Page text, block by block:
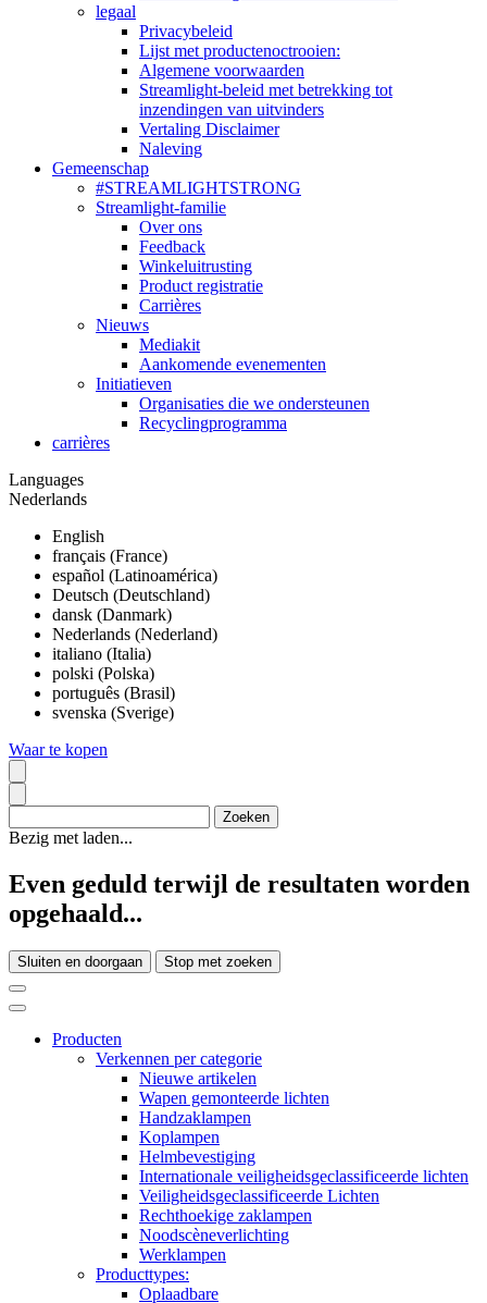
legaal
Privacybeleid
Lijst met productenoctrooien:
Algemene voorwaarden
Streamlight-beleid met betrekking tot
inzendingen van uitvinders
Vertaling Disclaimer
Naleving
Gemeenschap
#STREAMLIGHTSTRONG
Streamlight-familie
Over ons
Feedback
Winkeluitrusting
Product registratie
Carrières
Nieuws
Mediakit
Aankomende evenementen
Initiatieven
Organisaties die we ondersteunen
Recyclingprogramma
carrières
Languages
Nederlands
English
français (France)
español (Latinoamérica)
Deutsch (Deutschland)
dansk (Danmark)
Nederlands (Nederland)
italiano (Italia)
polski (Polska)
português (Brasil)
svenska (Sverige)
Waar te kopen
Bezig met laden...
Even geduld terwijl de resultaten worden
opgehaald...
Sluiten en doorgaan Stop met zoeken
Producten
Verkennen per categorie
Nieuwe artikelen
Wapen gemonteerde lichten
Handzaklampen
Koplampen
Helmbevestiging
Internationale veiligheidsgeclassificeerde lichten
Veiligheidsgeclassificeerde Lichten
Rechthoekige zaklampen
Noodscèneverlichting
Werklampen
Producttypes:
Oplaadbare